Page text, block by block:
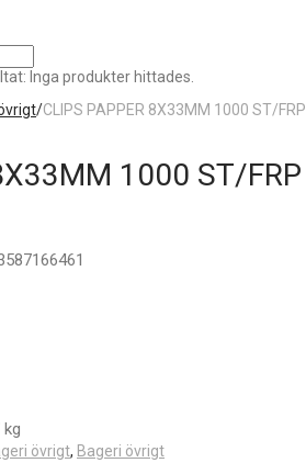
Inga produkter hittades.
/CLIPS PAPPER 8X33MM 1000 ST/FRP
1000 ST/FRP
kg
övrigt, Bageri övrigt